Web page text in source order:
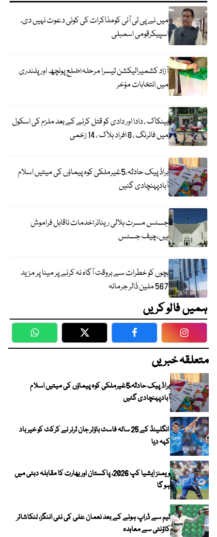
میں نے پی ٹی آئی کومذاکرات کی کوئی دعوت نہیں دی،
اسپیکرقومی اسمبلی
آزاد کشمیرالیکشن تیسرا مرحلہ؛ضلع پونچھ اور پلندری
میں انتخابات مؤخر
بینکاک ، دادا اور دادی کو قتل کرنے کے بعد ملزم کی اسکول
میں فائرنگ ، 8 افراد ہلاک ، 14 زخمی
براڈ پیک حادثہ،5غیرملکی کوہ پیماؤں کی میتیں اسلام
آبادپہنچادی گئیں
جسٹس مسرت ہلالی ریٹائر؛خدمات ناقابل فراموش
ہیں،چیف جسٹس
بچوں کو خطرات سے بروقت آگاہ نہ کرنے پر میٹا پر مزید
567 ملین ڈالر جرمانہ
ہمیں فالو کریں
WhatsApp Twitter Facebook
متعلقہ خبریں
براڈ پیک حادثہ،5غیرملکی کوہ پیماؤں کی میتیں اسلام
آبادپہنچادی گئیں
انگلینڈ کے 25 سالہ فاسٹ باؤلر جان ٹرنر نے کرکٹ کو خیر باد
کہہ دیا
ویمنز ایشیا کپ 2026، پاکستان اور بھارت کا مقابلہ دبئی میں
ہو گا
ٹیم سے ڈراپ ہونے کے بعد نعمان علی کی نئی اننگز، لنکاشائر
کاؤنٹی سے معاہدہ